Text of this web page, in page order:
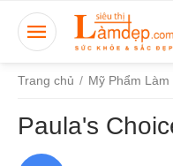
Trang chủ / Mỹ Phẩm
Paula's
-5%